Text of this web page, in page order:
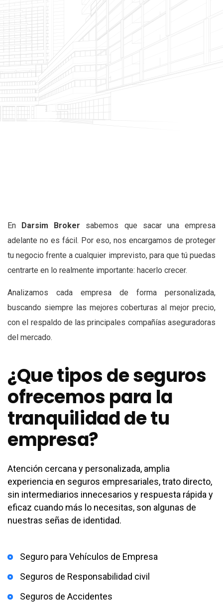
En Darsim Broker sabemos que sacar una empresa
adelante no es fácil. Por eso, nos encargamos de proteger
tu negocio frente a cualquier imprevisto, para que tú puedas
centrarte en lo realmente importante: hacerlo crecer.
Analizamos cada empresa de forma personalizada,
buscando siempre las mejores coberturas al mejor precio,
con el respaldo de las principales compañías aseguradoras
del mercado.
¿Que tipos de seguros
ofrecemos para la
tranquilidad de tu
empresa?
Atención cercana y personalizada, amplia
experiencia en seguros empresariales, trato directo,
sin intermediarios innecesarios y respuesta rápida y
eficaz cuando más lo necesitas, son algunas de
nuestras señas de identidad.
Seguro para Vehículos de Empresa
Seguros de Responsabilidad civil
Seguros de Accidentes